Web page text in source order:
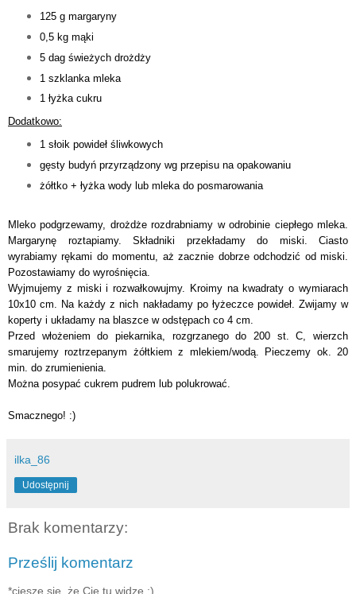
125 g margaryny
0,5 kg mąki
5 dag świeżych drożdży
1 szklanka mleka
1 łyżka cukru
Dodatkowo:
1 słoik powideł śliwkowych
gęsty budyń przyrządzony wg przepisu na opakowaniu
żółtko + łyżka wody lub mleka do posmarowania
Mleko podgrzewamy, drożdże rozdrabniamy w odrobinie ciepłego mleka.
Margarynę roztapiamy. Składniki przekładamy do miski. Ciasto
wyrabiamy rękami do momentu, aż zacznie dobrze odchodzić od miski.
Pozostawiamy do wyrośnięcia.
Wyjmujemy z miski i rozwałkowujmy. Kroimy na kwadraty o wymiarach
10x10 cm. Na każdy z nich nakładamy po łyżeczce powideł. Zwijamy w
koperty i układamy na blaszce w odstępach co 4 cm.
Przed włożeniem do piekarnika, rozgrzanego do 200 st. C, wierzch
smarujemy roztrzepanym żółtkiem z mlekiem/wodą. Pieczemy ok. 20
min. do zrumienienia.
Można posypać cukrem pudrem lub polukrować.
Smacznego! :)
ilka_86
Udostępnij
Brak komentarzy:
Prześlij komentarz
*cieszę się, że Cię tu widzę :)